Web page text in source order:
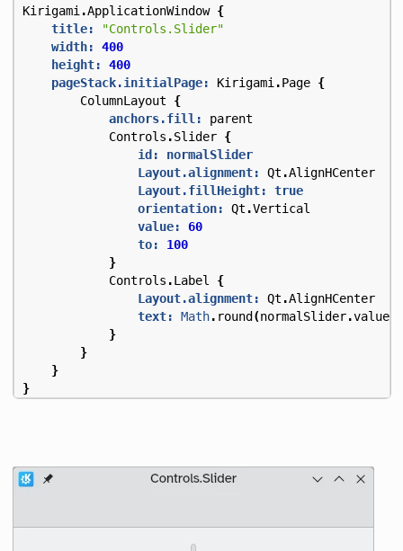
Kirigami .ApplicationWindow {
title:
"Controls.Slider"
width:
400
height:
400
pageStack.initialPage:
Kirigami .Page {
ColumnLayout
{
anchors.fill:
parent
Controls .Slider {
id: normalSlider
Layout.alignment:
Qt .AlignHCenter
Layout.fillHeight:
true
orientation:
Qt .Vertical
value:
60
to:
100
}
Controls .Label
{
Layout.alignment:
Qt .AlignHCenter
text:
Math. round (normalSlider.value)
}
}
}
}